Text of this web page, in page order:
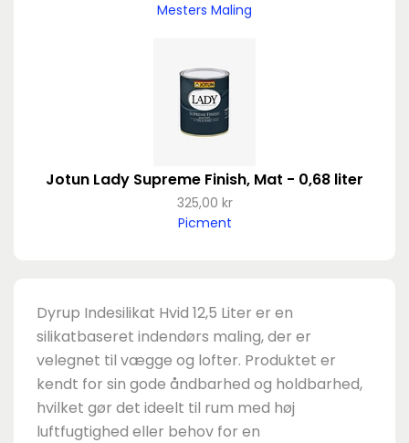
Mesters Maling
Jotun Lady Supreme Finish, Mat - 0,68 liter
325,00 kr
Picment
Dyrup Indesilikat Hvid 12,5 Liter er en
silikatbaseret indendørs maling, der er
velegnet til vægge og lofter. Produktet er
kendt for sin gode åndbarhed og holdbarhed,
hvilket gør det ideelt til rum med høj
luftfugtighed eller behov for en